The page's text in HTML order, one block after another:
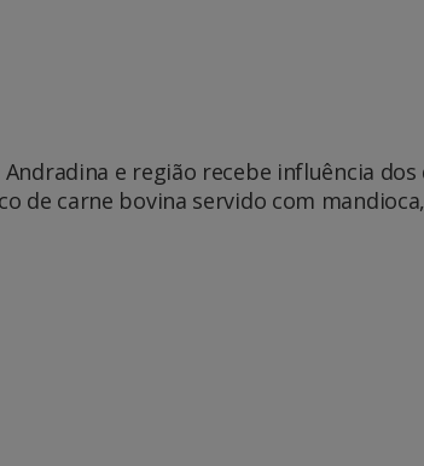
e região recebe influência
de carne bovina servido com